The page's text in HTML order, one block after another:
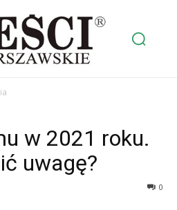
w 2021 roku.
uwagę?
0